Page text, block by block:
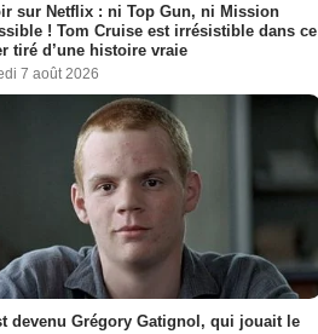
sur Netflix : ni Top Gun, ni Mission
! Tom Cruise est irrésistible dans ce
tiré d’une histoire vraie
7 août 2026
devenu Grégory Gatignol, qui jouait le